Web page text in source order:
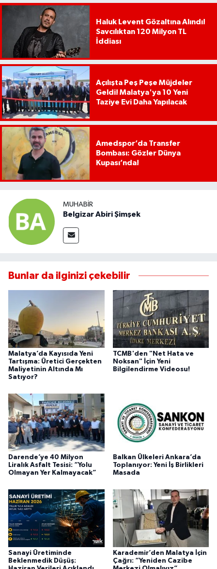
Haluk Levent Gözaltına Alındı!
Savcılıktan 120 Milyon TL
İddiası
Açılışta Peş Peşe Müjdeler
Geldi! Malatya'ya 10 Yeni
Taziye Evi Daha Yapılacak
Amedspor’da Transfer
Bombası: Gözler Dünya
Kupası’nda!
MUHABIR
Belgizar Abiri Şimşek
Bunlar da ilginizi çekebilir
Malatya’da Kayısıda Yeni
Tartışma: Üretici Gerçekten
Maliyetinin Altında Mı
Satıyor?
TCMB'den "Net Hata ve
Noksan" İçin Yeni
Bilgilendirme Videosu!
Darende’ye 40 Milyon
Liralık Asfalt Tesisi: “Yolu
Olmayan Yer Kalmayacak”
Balkan Ülkeleri Ankara’da
Toplanıyor: Yeni İş Birlikleri
Masada
Sanayi Üretiminde
Beklenmedik Düşüş:
Karademir’den Malatya İçin
Çağrı: “Yeniden Cazibe